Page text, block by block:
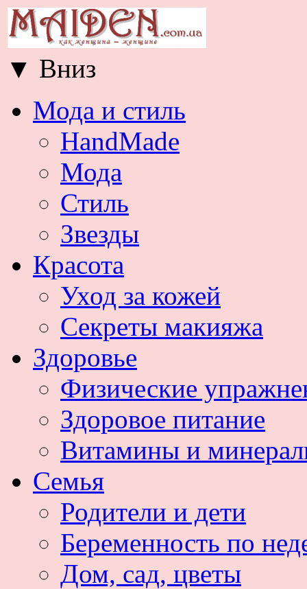
▼ Вниз
Мода и стиль
HandMade
Мода
Стиль
Звезды
Красота
Уход за кожей
Секреты макияжа
Здоровье
Физические
Здоровое питание
Витамины и
Семья
Родители и дети
Беременность по
Дом, сад, цветы